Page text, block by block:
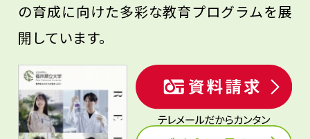
の育成に向けた多彩な教育プログラムを展
開しています。